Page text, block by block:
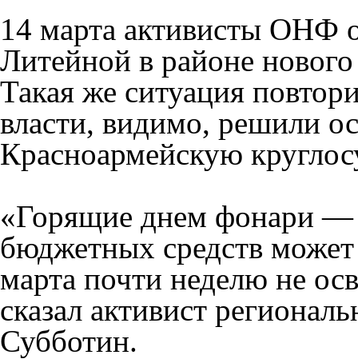
14 марта активисты ОНФ
Литейной в районе
Такая же ситуация
власти, видимо, решили
Красноармейскую
«Горящие днем фонари —
бюджетных средств
марта почти неделю не
сказал активист
Субботин.